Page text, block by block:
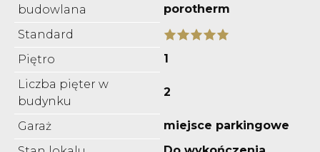
budowlana
porotherm
Standard
Piętro
1
Liczba pięter w
budynku
2
Garaż
miejsce parkingowe